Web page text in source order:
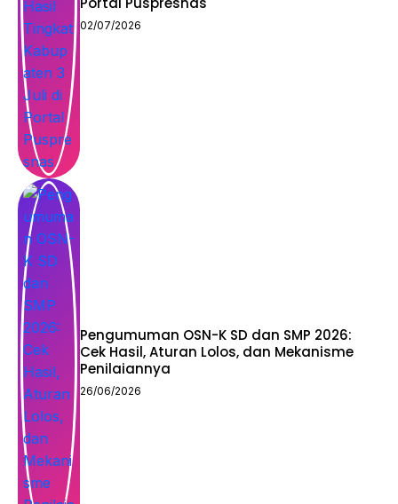
02/07/2026
Pengumuman OSN-K SD dan SMP 2026:
Cek Hasil, Aturan Lolos, dan Mekanisme
Penilaiannya
26/06/2026